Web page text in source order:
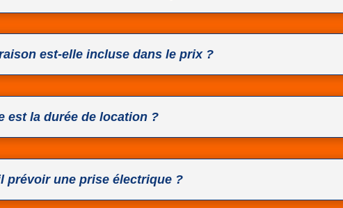
est-elle incluse dans le prix ?
est la durée de location ?
prévoir une prise électrique ?